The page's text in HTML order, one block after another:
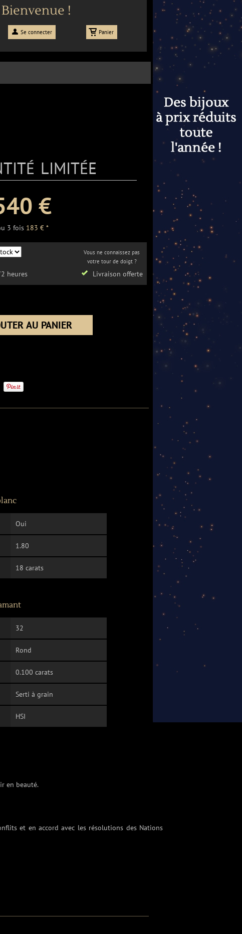
Bienvenue !
Se connecter Panier
limitée
€
3 fois 183 € *
heures
Vous ne connaissez pas
votre tour de doigt ?
Livraison offerte
Oui
1.80
18 carats
32
Rond
0.100 carats
Serti à grain
HSI
en beauté.
et en accord avec les résolutions des Nations